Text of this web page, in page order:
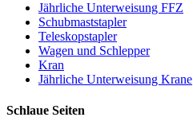
Jährliche Unterweisung FFZ
Schubmaststapler
Teleskopstapler
Wagen und Schlepper
Kran
Jährliche Unterweisung Krane
Schlaue Seiten